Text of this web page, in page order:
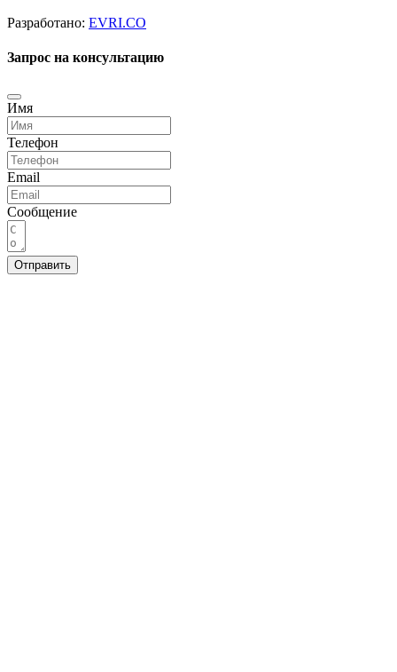
Разработано: EVRI.CO
Запрос на консультацию
Имя
Телефон
Email
Сообщение
Отправить